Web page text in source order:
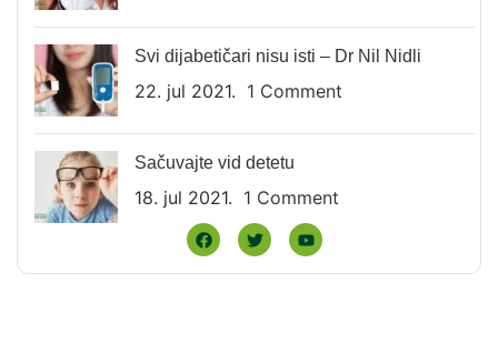
Svi dijabetičari nisu isti – Dr Nil Nidli
22. jul 2021. 1 Comment
Sačuvajte vid detetu
18. jul 2021. 1 Comment